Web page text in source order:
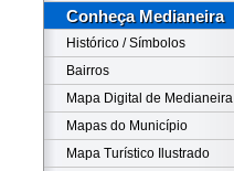
Conheça Medianeira
Histórico / Símbolos
Bairros
Mapa Digital de Medianeira
Mapas do Município
Mapa Turístico Ilustrado